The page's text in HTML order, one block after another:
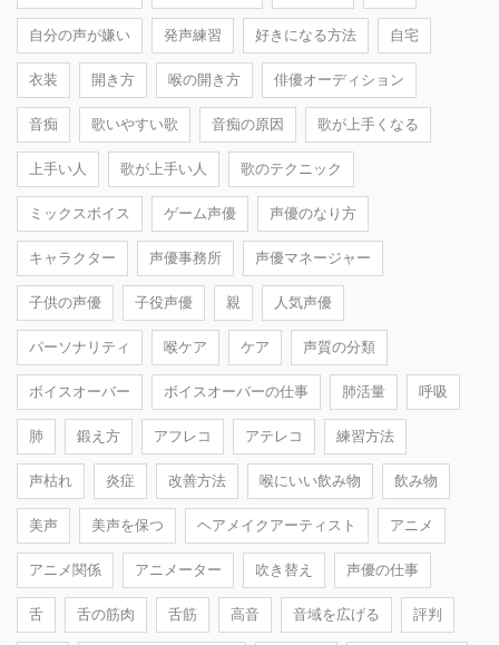
自分の声が嫌い 発声練習 好きになる方法 自宅
衣装 開き方 喉の開き方 俳優オーディション
音痴 歌いやすい歌 音痴の原因 歌が上手くなる
上手い人 歌が上手い人 歌のテクニック
ミックスボイス ゲーム声優 声優のなり方
キャラクター 声優事務所 声優マネージャー
子供の声優 子役声優 親 人気声優
パーソナリティ 喉ケア ケア 声質の分類
ボイスオーバー ボイスオーバーの仕事 肺活量 呼吸
肺 鍛え方 アフレコ アテレコ 練習方法
声枯れ 炎症 改善方法 喉にいい飲み物 飲み物
美声 美声を保つ ヘアメイクアーティスト アニメ
アニメ関係 アニメーター 吹き替え 声優の仕事
舌 舌の筋肉 舌筋 高音 音域を広げる 評判